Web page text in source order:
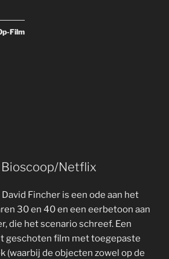
Film
Bioscoop/Netflix
Fincher is een ode aan het
30 en 40 en een eerbetoon aan
die het scenario schreef. Een
geschoten film met toegepaste
(waarbij de objecten zowel op de